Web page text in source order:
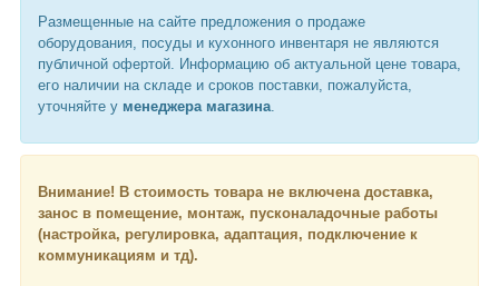
Размещенные на сайте предложения о продаже
оборудования, посуды и кухонного инвентаря не являются
публичной офертой. Информацию об актуальной цене товара,
его наличии на складе и сроков поставки, пожалуйста,
уточняйте у менеджера магазина.
Внимание! В стоимость товара не включена доставка,
занос в помещение, монтаж, пусконаладочные работы
(настройка, регулировка, адаптация, подключение к
коммуникациям и тд).